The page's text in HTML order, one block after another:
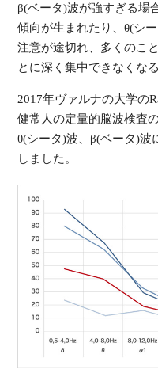
β(ベータ)波が強すぎる場
傾向が生まれたり、θ(シ
注意が途切れ、多くのこ
とに深く集中できなくな
2017年ヴァルナの大学の
健常人の定量的脳波検査
θ(シータ)波、β(ベータ)波
しました。